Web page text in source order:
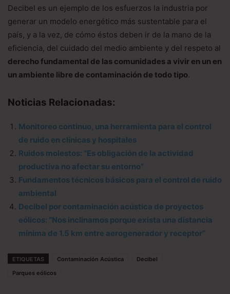
Decibel es un ejemplo de los esfuerzos la industria por
generar un modelo energético más sustentable para el
país, y a la vez, de cómo éstos deben ir de la mano de la
eficiencia, del cuidado del medio ambiente y del respeto al
derecho fundamental de las comunidades a vivir en un en
un ambiente libre de contaminación de todo tipo.
Noticias Relacionadas:
Monitoreo continuo, una herramienta para el control
de ruido en clínicas y hospitales
Ruidos molestos: “Es obligación de la actividad
productiva no afectar su entorno”
Fundamentos técnicos básicos para el control de ruido
ambiental
Decibel por contaminación acústica de proyectos
eólicos: “Nos inclinamos porque exista una distancia
mínima de 1.5 km entre aerogenerador y receptor”
ETIQUETAS Contaminación Acústica
Decibel
Parques eólicos